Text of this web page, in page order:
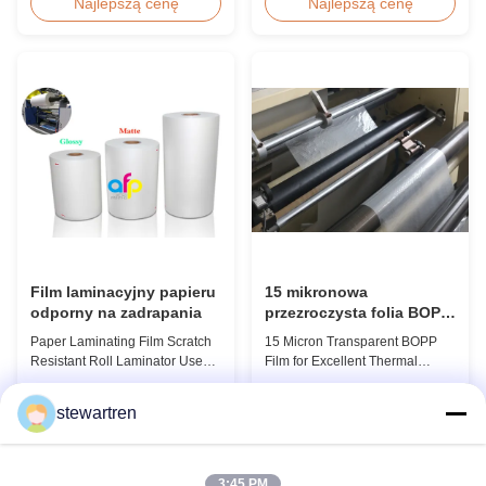
Adhesive Lamination Film
offers excellent performance
characteristics for various
industrial applicatio...
thermal lamination film
lamination film enhances
printed materials with superior
gloss, elegant appearance...
Film laminacyjny papieru
odporny na zadrapania
Paper Laminating Film Scratch
Resistant Roll Laminator Use
Film Thermal Lamination Film,
Glossy / Matt Film For Paper
Laminate We produce two types
different printing methods and
15 mikronowa
przezroczysta folia BOPP
dla doskonałej laminacji
termicznej
15 Micron Transparent BOPP
Film for Excellent Thermal
Lamination Product Overview
Available in multiple
stewartren